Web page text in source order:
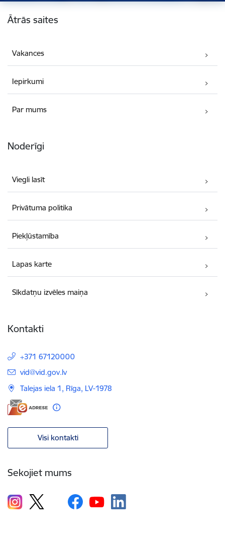
Kājene
Ātrās saites
Vakances
Iepirkumi
Par mums
Noderīgi
Viegli lasīt
Privātuma politika
Piekļūstamība
Lapas karte
Sīkdatņu izvēles maiņa
Kontakti
+371 67120000
E-pasts:
vid@vid.gov.lv
Talejas iela 1, Rīga, LV-1978
Visi kontakti
Sekojiet mums